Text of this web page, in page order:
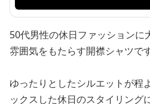
50代男性の休日ファッションに
雰囲気をもたらす開襟シャツです
ゆったりとしたシルエットが程
ックスした休日のスタイリング